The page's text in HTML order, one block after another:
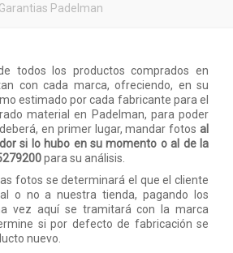
Garantias Padelman
todos los productos comprados en
con cada marca, ofreciendo, en su
estimado por cada fabricante para el
material en Padelman, para poder
en primer lugar, mandar fotos al
si lo hubo en su momento o al de la
para su análisis.
fotos se determinará el que el cliente
o no a nuestra tienda, pagando los
vez aquí se tramitará con la marca
si por defecto de fabricación se
nuevo.